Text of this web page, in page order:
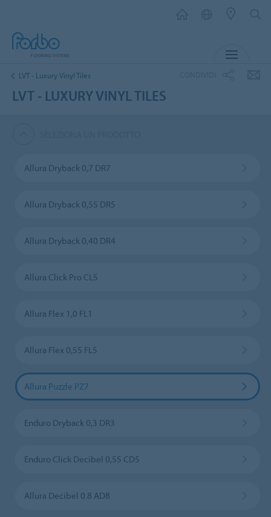
LVT - Luxury Vinyl Tiles
LVT - LUXURY VINYL TILES
Allura Dryback 0,7 DR7
Allura Dryback 0,55 DR5
Allura Dryback 0,40 DR4
Allura Click Pro CL5
Allura Flex 1,0 FL1
Allura Flex 0,55 FL5
Allura Puzzle PZ7
Enduro Dryback 0,3 DR3
Enduro Click Decibel 0,55 CD5
Allura Decibel 0.8 AD8